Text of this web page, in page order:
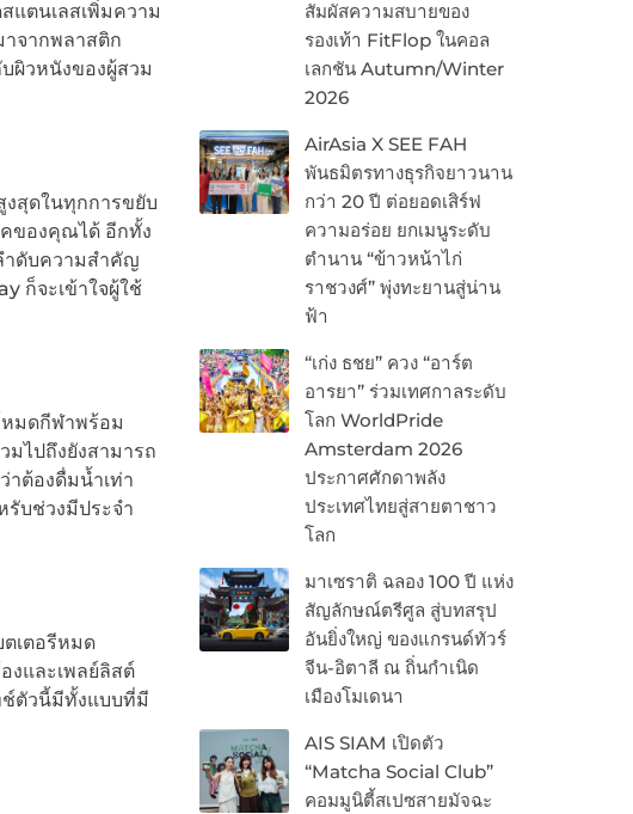
สัมผัสความสบายของ
รองเท้า FitFlop ในคอล
เลกชัน Autumn/Winter
2026
AirAsia X SEE FAH
พันธมิตรทางธุรกิจยาวนาน
กว่า 20 ปี ต่อยอดเสิร์ฟ
ความอร่อย ยกเมนูระดับ
ตำนาน “ข้าวหน้าไก่
ราชวงศ์” พุ่งทะยานสู่น่าน
ฟ้า
“เก่ง ธชย” ควง “อาร์ต
อารยา” ร่วมเทศกาลระดับ
โลก WorldPride
Amsterdam 2026
ประกาศศักดาพลัง
ประเทศไทยสู่สายตาชาว
โลก
มาเซราติ ฉลอง 100 ปี แห่ง
สัญลักษณ์ตรีศูล สู่บทสรุป
อันยิ่งใหญ่ ของแกรนด์ทัวร์
จีน-อิตาลี ณ ถิ่นกำเนิด
เมืองโมเดนา
AIS SIAM เปิดตัว
“Matcha Social Club”
คอมมูนิตี้สเปซสายมัจฉะ
แตนเลสเพิ่มความ
จากพลาสติก
ผิวหนังของผู้สวม
งสุดในทุกการขยับ
ของคุณได้ อีกทั้ง
ำดับความสำคัญ
ก็จะเข้าใจผู้ใช้
มดกีฬาพร้อม
มไปถึงยังสามารถ
าต้องดื่มน้ำเท่า
บช่วงมีประจำ
เตอรีหมด
งและเพลย์ลิสต์
ช์ตัวนี้มีทั้งแบบที่มี